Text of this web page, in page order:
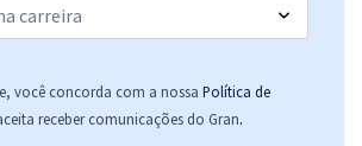
você concorda com a nossa Política de
receber comunicações do Gran.